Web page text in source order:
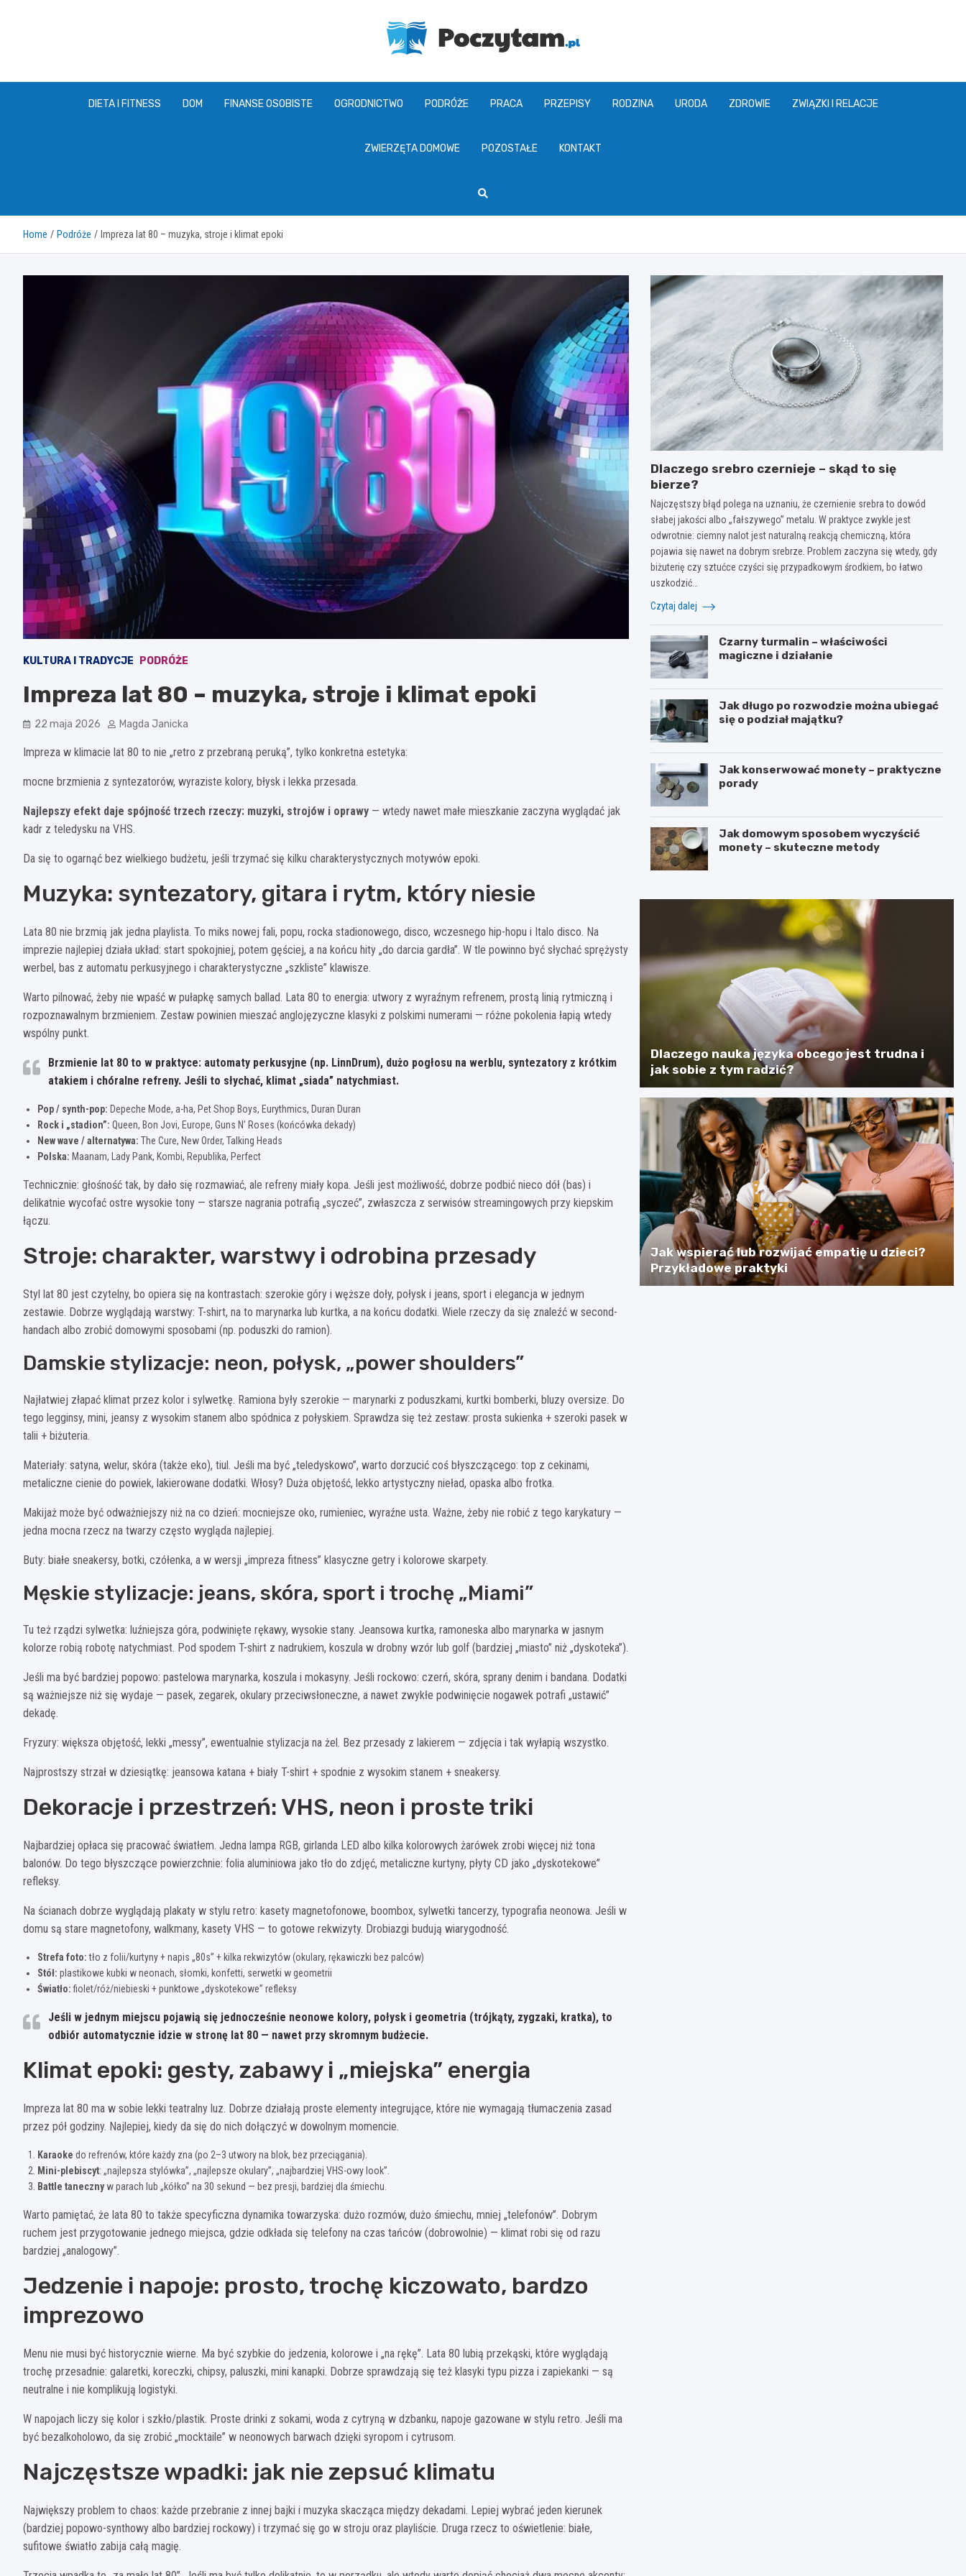
poczytam.pl
DIETA I FITNESS DOM FINANSE OSOBISTE OGRODNICTWO PODRÓŻE PRACA PRZEPISY RODZINA URODA ZDROWIE ZWIĄZKI I RELACJE
ZWIERZĘTA DOMOWE POZOSTAŁE KONTAKT
Home Podróże Impreza lat 80 – muzyka, stroje i klimat epoki
KULTURA I TRADYCJE PODRÓŻE
Impreza lat 80 – muzyka, stroje i klimat epoki
22 maja 2026 Magda Janicka
Impreza w klimacie lat 80 to nie „retro z przebraną peruką”, tylko konkretna estetyka:
mocne brzmienia z syntezatorów, wyraziste kolory, błysk i lekka przesada.
Najlepszy efekt daje spójność trzech rzeczy: muzyki, strojów i oprawy — wtedy nawet małe mieszkanie zaczyna wyglądać jak
kadr z teledysku na VHS.
Da się to ogarnąć bez wielkiego budżetu, jeśli trzymać się kilku charakterystycznych motywów epoki.
Muzyka: syntezatory, gitara i rytm, który niesie
Lata 80 nie brzmią jak jedna playlista. To miks nowej fali, popu, rocka stadionowego, disco, wczesnego hip-hopu i Italo disco. Na
imprezie najlepiej działa układ: start spokojniej, potem gęściej, a na końcu hity „do darcia gardła”. W tle powinno być słychać sprężysty
werbel, bas z automatu perkusyjnego i charakterystyczne „szkliste” klawisze.
Warto pilnować, żeby nie wpaść w pułapkę samych ballad. Lata 80 to energia: utwory z wyraźnym refrenem, prostą linią rytmiczną i
rozpoznawalnym brzmieniem. Zestaw powinien mieszać anglojęzyczne klasyki z polskimi numerami — różne pokolenia łapią wtedy
wspólny punkt.
Brzmienie lat 80 to w praktyce: automaty perkusyjne (np. LinnDrum), dużo pogłosu na werblu, syntezatory z krótkim
atakiem i chóralne refreny. Jeśli to słychać, klimat „siada” natychmiast.
Pop / synth-pop: Depeche Mode, a-ha, Pet Shop Boys, Eurythmics, Duran Duran
Rock i „stadion”: Queen, Bon Jovi, Europe, Guns N’ Roses (końcówka dekady)
New wave / alternatywa: The Cure, New Order, Talking Heads
Polska: Maanam, Lady Pank, Kombi, Republika, Perfect
Technicznie: głośność tak, by dało się rozmawiać, ale refreny miały kopa. Jeśli jest możliwość, dobrze podbić nieco dół (bas) i
delikatnie wycofać ostre wysokie tony — starsze nagrania potrafią „syczeć”, zwłaszcza z serwisów streamingowych przy kiepskim
łączu.
Stroje: charakter, warstwy i odrobina przesady
Styl lat 80 jest czytelny, bo opiera się na kontrastach: szerokie góry i węższe doły, połysk i jeans, sport i elegancja w jednym
zestawie. Dobrze wyglądają warstwy: T-shirt, na to marynarka lub kurtka, a na końcu dodatki. Wiele rzeczy da się znaleźć w second-
handach albo zrobić domowymi sposobami (np. poduszki do ramion).
Damskie stylizacje: neon, połysk, „power shoulders”
Najłatwiej złapać klimat przez kolor i sylwetkę. Ramiona były szerokie — marynarki z poduszkami, kurtki bomberki, bluzy oversize. Do
tego legginsy, mini, jeansy z wysokim stanem albo spódnica z połyskiem. Sprawdza się też zestaw: prosta sukienka + szeroki pasek w
talii + biżuteria.
Materiały: satyna, welur, skóra (także eko), tiul. Jeśli ma być „teledyskowo”, warto dorzucić coś błyszczącego: top z cekinami,
metaliczne cienie do powiek, lakierowane dodatki. Włosy? Duża objętość, lekko artystyczny nieład, opaska albo frotka.
Makijaż może być odważniejszy niż na co dzień: mocniejsze oko, rumieniec, wyraźne usta. Ważne, żeby nie robić z tego karykatury —
jedna mocna rzecz na twarzy często wygląda najlepiej.
Buty: białe sneakersy, botki, czółenka, a w wersji „impreza fitness” klasyczne getry i kolorowe skarpety.
Męskie stylizacje: jeans, skóra, sport i trochę „Miami”
Tu też rządzi sylwetka: luźniejsza góra, podwinięte rękawy, wysokie stany. Jeansowa kurtka, ramoneska albo marynarka w jasnym
kolorze robią robotę natychmiast. Pod spodem T-shirt z nadrukiem, koszula w drobny wzór lub golf (bardziej „miasto” niż „dyskoteka”).
Jeśli ma być bardziej popowo: pastelowa marynarka, koszula i mokasyny. Jeśli rockowo: czerń, skóra, sprany denim i bandana. Dodatki
są ważniejsze niż się wydaje — pasek, zegarek, okulary przeciwsłoneczne, a nawet zwykłe podwinięcie nogawek potrafi „ustawić”
dekadę.
Fryzury: większa objętość, lekki „messy”, ewentualnie stylizacja na żel. Bez przesady z lakierem — zdjęcia i tak wyłapią wszystko.
Najprostszy strzał w dziesiątkę: jeansowa katana + biały T-shirt + spodnie z wysokim stanem + sneakersy.
Dekoracje i przestrzeń: VHS, neon i proste triki
Najbardziej opłaca się pracować światłem. Jedna lampa RGB, girlanda LED albo kilka kolorowych żarówek zrobi więcej niż tona
balonów. Do tego błyszczące powierzchnie: folia aluminiowa jako tło do zdjęć, metaliczne kurtyny, płyty CD jako „dyskotekowe”
refleksy.
Na ścianach dobrze wyglądają plakaty w stylu retro: kasety magnetofonowe, boombox, sylwetki tancerzy, typografia neonowa. Jeśli w
domu są stare magnetofony, walkmany, kasety VHS — to gotowe rekwizyty. Drobiazgi budują wiarygodność.
Strefa foto:tło z folii/kurtyny + napis „80s” + kilka rekwizytów (okulary, rękawiczki bez palców)
Stół: plastikowe kubki w neonach, słomki, konfetti, serwetki w geometrii
Światło:fiolet/róż/niebieski + punktowe „dyskotekowe” refleksy
Jeśli w jednym miejscu pojawią się jednocześnie neonowe kolory, połysk i geometria (trójkąty, zygzaki, kratka), to
odbiór automatycznie idzie w stronę lat 80 — nawet przy skromnym budżecie.
Klimat epoki: gesty, zabawy i „miejska” energia
Impreza lat 80 ma w sobie lekki teatralny luz. Dobrze działają proste elementy integrujące, które nie wymagają tłumaczenia zasad
przez pół godziny. Najlepiej, kiedy da się do nich dołączyć w dowolnym momencie.
Karaoke do refrenów, które każdy zna (po 2–3 utwory na blok, bez przeciągania).
Mini-plebiscyt: „najlepsza stylówka”, „najlepsze okulary”, „najbardziej VHS-owy look”.
Battle tanecznyw parach lub „kółko” na 30 sekund — bez presji, bardziej dla śmiechu.
Warto pamiętać, że lata 80 to także specyficzna dynamika towarzyska: dużo rozmów, dużo śmiechu, mniej „telefonów”. Dobrym
ruchem jest przygotowanie jednego miejsca, gdzie odkłada się telefony na czas tańców (dobrowolnie) — klimat robi się od razu
bardziej „analogowy”.
Jedzenie i napoje: prosto, trochę kiczowato, bardzo
imprezowo
Menu nie musi być historycznie wierne. Ma być szybkie do jedzenia, kolorowe i „na rękę”. Lata 80 lubią przekąski, które wyglądają
trochę przesadnie: galaretki, koreczki, chipsy, paluszki, mini kanapki. Dobrze sprawdzają się też klasyki typu pizza i zapiekanki — są
neutralne i nie komplikują logistyki.
W napojach liczy się kolor i szkło/plastik. Proste drinki z sokami, woda z cytryną w dzbanku, napoje gazowane w stylu retro. Jeśli ma
być bezalkoholowo, da się zrobić „mocktaile” w neonowych barwach dzięki syropom i cytrusom.
Najczęstsze wpadki: jak nie zepsuć klimatu
Największy problem to chaos: każde przebranie z innej bajki i muzyka skacząca między dekadami. Lepiej wybrać jeden kierunek
(bardziej popowo-synthowy albo bardziej rockowy) i trzymać się go w stroju oraz playliście. Druga rzecz to oświetlenie: białe,
sufitowe światło zabija całą magię.
Dlaczego srebro czernieje – skąd to się
bierze?
Najczęstszy błąd polega na uznaniu, że czernienie srebra to dowód
słabej jakości albo „fałszywego” metalu. W praktyce zwykle jest
odwrotnie: ciemny nalot jest naturalną reakcją chemiczną, która
pojawia się nawet na dobrym srebrze. Problem zaczyna się wtedy, gdy
biżuterię czy sztućce czyści się przypadkowym środkiem, bo łatwo
uszkodzić…
Czytaj dalej
Czarny turmalin – właściwości
magiczne i działanie
Jak długo po rozwodzie można ubiegać
się o podział majątku?
Jak konserwować monety – praktyczne
porady
Jak domowym sposobem wyczyścić
monety – skuteczne metody
Dlaczego nauka języka obcego jest trudna i
jak sobie z tym radzić?
Jak wspierać lub rozwijać empatię u dzieci?
Przykładowe praktyki